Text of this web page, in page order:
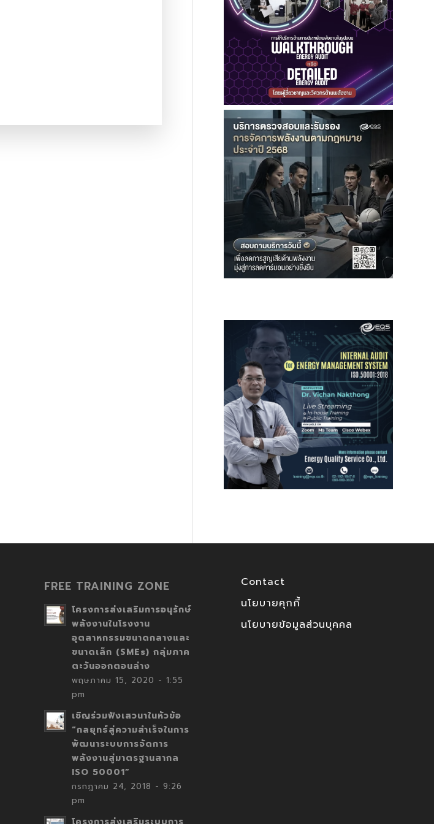
FREE TRAINING ZONE
โครงการส่งเสริมการอนุรักษ์
พลังงานในโรงงาน
อุตสาหกรรมขนาดกลางและ
ขนาดเล็ก (SMEs) กลุ่มภาค
ตะวันออกตอนล่าง
พฤษภาคม 15, 2020 - 1:55
pm
เชิญร่วมฟังเสวนาในหัวข้อ
“กลยุทธ์สู่ความสำเร็จในการ
พัฒนาระบบการจัดการ
พลังงานสู่มาตรฐานสากล
ISO 50001”
กรกฎาคม 24, 2018 - 9:26
pm
Contact
นโยบายคุกกี้
นโยบายข้อมูลส่วนบุคคล